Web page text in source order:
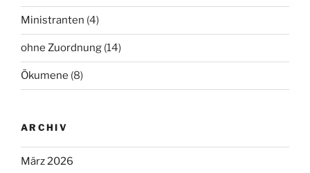
Ministranten (4)
ohne Zuordnung (14)
Ökumene (8)
ARCHIV
März 2026